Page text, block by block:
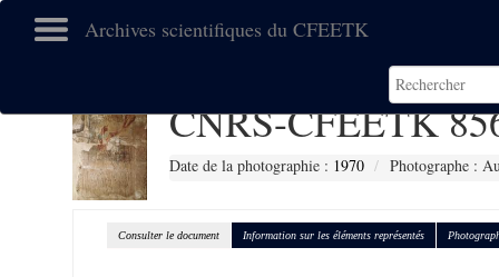
Archives scientifiques du CFEETK
CNRS-CFEETK
Date de la photographie : 1970 Photographe :
Consulter le document Information sur les éléments représentés